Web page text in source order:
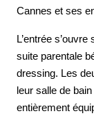
Cannes et ses
L’entrée
suite parentale
dressing. Les
leur salle de
entièrement